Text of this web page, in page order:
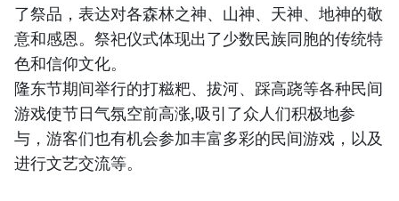
了祭品，表达对各森林之神、山神、天神、地神的敬
意和感恩。祭祀仪式体现出了少数民族同胞的传统特
色和信仰文化。
隆东节期间举行的打糍粑、拔河、踩高跷等各种民间
游戏使节日气氛空前高涨,吸引了众人们积极地参
与，游客们也有机会参加丰富多彩的民间游戏，以及
进行文艺交流等。